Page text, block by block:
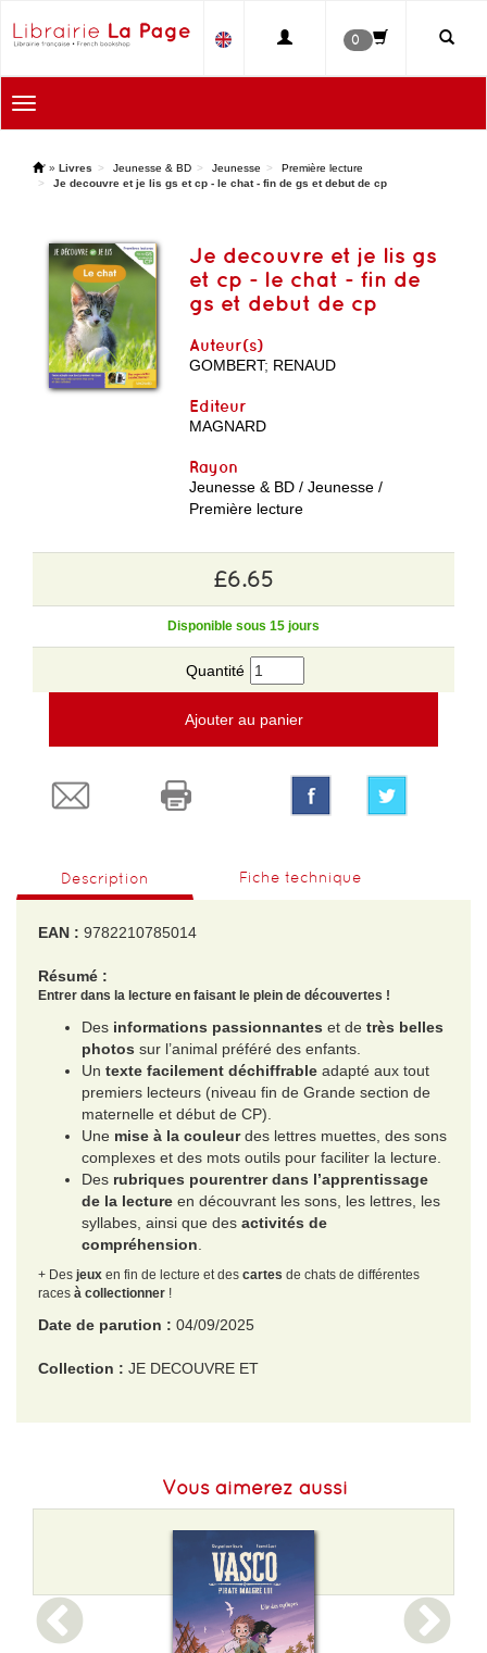
0
Toggle
navigation
' » Livres Jeunesse & BD Jeunesse
Première lecture
Je decouvre et je lis gs et cp - le chat - fin de gs et debut de cp
Je decouvre et je lis gs
et cp - le chat - fin de
gs et debut de cp
Auteur(s)
GOMBERT; RENAUD
Editeur
MAGNARD
Rayon
Jeunesse & BD / Jeunesse /
Première lecture
£6.65
Disponible sous 15 jours
Quantité
Ajouter au panier
Description Fiche technique
EAN : 9782210785014
Résumé :
Entrer dans la lecture en faisant le plein de découvertes !
Des informations passionnantes et de très belles
photos sur l’animal préféré des enfants.
Un texte facilement déchiffrable adapté aux tout
premiers lecteurs (niveau fin de Grande section de
maternelle et début de CP).
Une mise à la couleurdes lettres muettes, des sons
complexes et des mots outils pour faciliter la lecture.
Des rubriques pourentrer dans l’apprentissage
de la lecture en découvrant les sons, les lettres, les
syllabes, ainsi que des activités de
compréhension
+ Des jeux en fin de lecture et des cartes de chats de différentes
races à collectionner !
Date de parution : 04/09/2025
Collection : JE DECOUVRE ET
Vous aimerez aussi